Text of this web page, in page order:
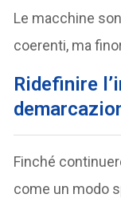
Le macchine
coerenti, ma
Ridefinire
Finché
come un modo